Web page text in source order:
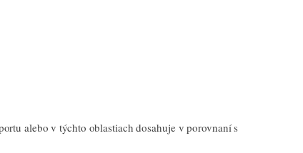
alebo v týchto oblastiach dosahuje v porovnaní s